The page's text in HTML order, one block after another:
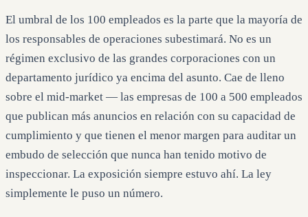
El umbral de los 100 empleados es la parte que la mayoría de
los responsables de operaciones subestimará. No es un
régimen exclusivo de las grandes corporaciones con un
departamento jurídico ya encima del asunto. Cae de lleno
sobre el mid-market — las empresas de 100 a 500 empleados
que publican más anuncios en relación con su capacidad de
cumplimiento y que tienen el menor margen para auditar un
embudo de selección que nunca han tenido motivo de
inspeccionar. La exposición siempre estuvo ahí. La ley
simplemente le puso un número.